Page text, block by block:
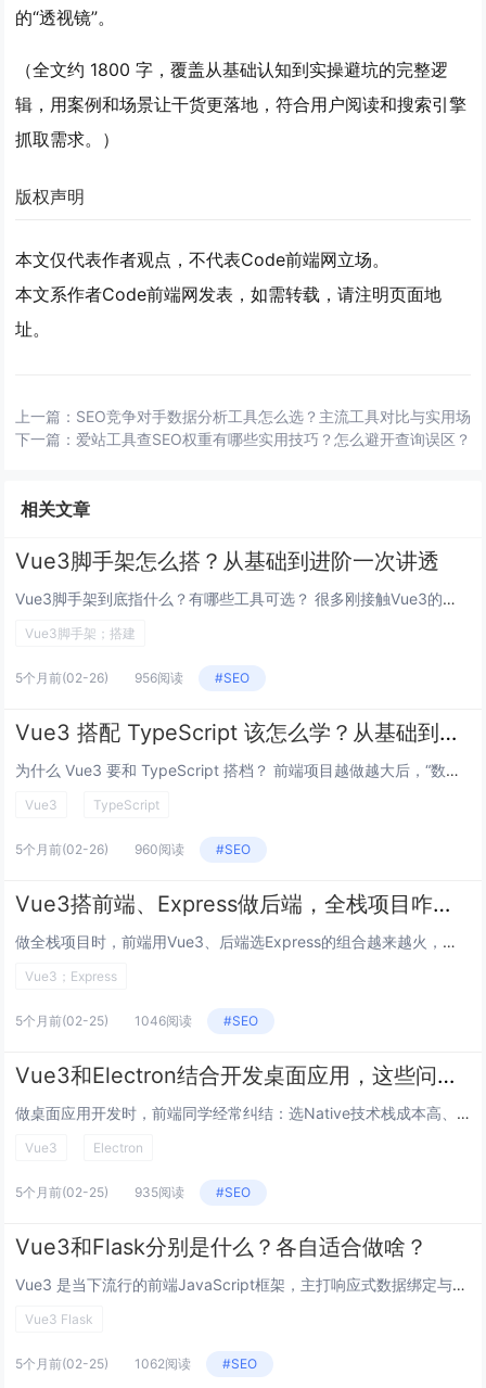
的“透视镜”。
（全文约 1800 字，覆盖从基础认知到实操避坑的完整逻
辑，用案例和场景让干货更落地，符合用户阅读和搜索引擎
抓取需求。）
版权声明
本文仅代表作者观点，不代表Code前端网立场。
本文系作者Code前端网发表，如需转载，请注明页面地
址。
上一篇： SEO竞争对手数据分析工具怎么选？主流工具对比与实用场
下一篇： 爱站工具查SEO权重有哪些实用技巧？怎么避开查询误区？
相关文章
Vue3脚手架怎么搭？从基础到进阶一次讲透
Vue3脚手架到底指什么？有哪些工具可选？ 很多刚接触Vue3的同学会问：“脚手架”听着抽象，到底是啥？简单说，脚手架...
Vue3脚手架；搭建
5个月前(02-26) 956阅读 #SEO
Vue3 搭配 TypeScript 该怎么学？从基础到实战的问答手册
为什么 Vue3 要和 TypeScript 搭档？ 前端项目越做越大后，“数据该是什么样”很容易混乱，TypeScr...
Vue3 TypeScript
5个月前(02-26) 960阅读 #SEO
Vue3搭前端、Express做后端，全栈项目咋玩得转？
做全栈项目时，前端用Vue3、后端选Express的组合越来越火，但从技术选型到部署上线，新手常犯懵：咋初始化项目？前后...
Vue3；Express
5个月前(02-25) 1046阅读 #SEO
Vue3和Electron结合开发桌面应用，这些问题你搞懂了吗？
做桌面应用开发时，前端同学经常纠结：选Native技术栈成本高、跨平台麻烦；纯Web应用又够不着系统级能力，把Vue3和...
Vue3 Electron
5个月前(02-25) 935阅读 #SEO
Vue3和Flask分别是什么？各自适合做啥？
Vue3 是当下流行的前端JavaScript框架，主打响应式数据绑定与组件化开发，借助组合式API（Compositi...
Vue3 Flask
5个月前(02-25) 1062阅读 #SEO